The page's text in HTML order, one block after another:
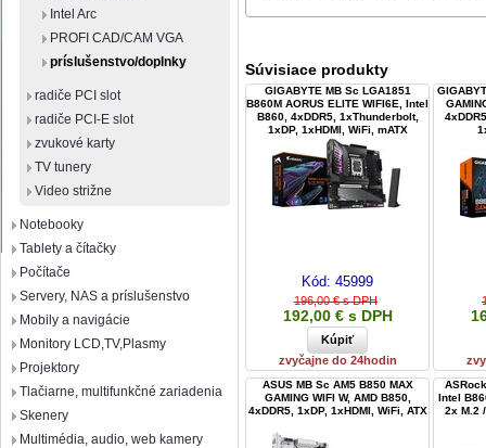
Intel Arc
PROFI CAD/CAM VGA
príslušenstvo/doplnky
radiče PCI slot
radiče PCI-E slot
zvukové karty
TV tunery
Video strižne
Notebooky
Tablety a čítačky
Počítače
Servery, NAS a príslušenstvo
Mobily a navigácie
Monitory LCD,TV,Plasmy
Projektory
Tlačiarne, multifunkčné zariadenia
Skenery
Multimédia, audio, web kamery
Súvisiace produkty
GIGABYTE MB Sc LGA1851
B860M AORUS ELITE WIFI6E, Intel
B860, 4xDDR5, 1xThunderbolt,
1xDP, 1xHDMI, WiFi, mATX
Kód: 45999
196,00 € s DPH
192,00 € s DPH
zvyčajne do 24hodin
ASUS MB Sc AM5 B850 MAX
GAMING WIFI W, AMD B850,
4xDDR5, 1xDP, 1xHDMI, WiFi, ATX
Intel
2x M.2